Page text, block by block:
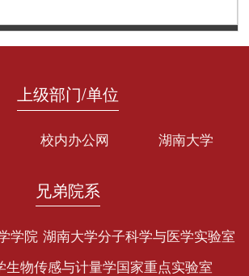
上级部门/单位
校内办公网 湖南大学
兄弟院系
学院 湖南大学分子科学与医学实验室
生物传感与计量学国家重点实验室